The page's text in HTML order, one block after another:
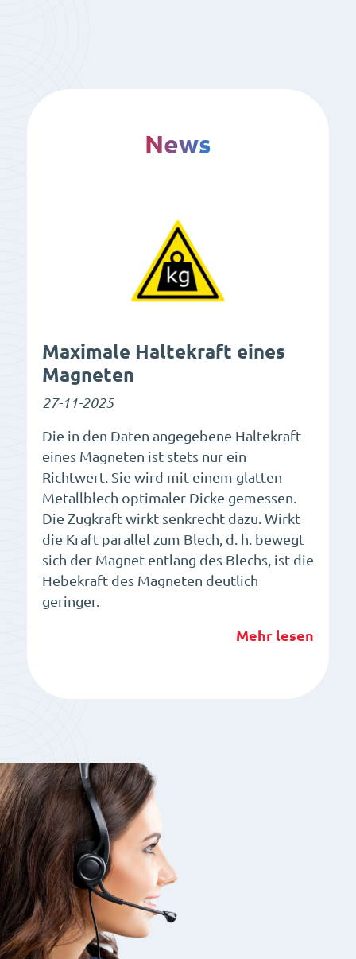
News
Maximale Haltekraft eines
Magneten
27-11-2025
Die in den Daten angegebene Haltekraft
eines Magneten ist stets nur ein
Richtwert. Sie wird mit einem glatten
Metallblech optimaler Dicke gemessen.
Die Zugkraft wirkt senkrecht dazu. Wirkt
die Kraft parallel zum Blech, d. h. bewegt
sich der Magnet entlang des Blechs, ist die
Hebekraft des Magneten deutlich
geringer.
Mehr lesen